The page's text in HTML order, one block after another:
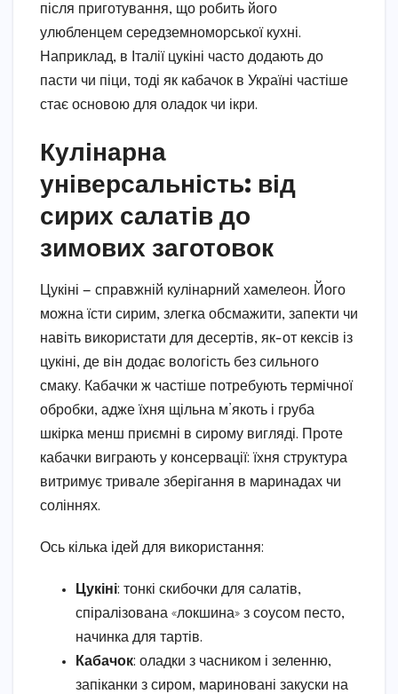
після приготування, що робить його
улюбленцем середземноморської кухні.
Наприклад, в Італії цукіні часто додають до
пасти чи піци, тоді як кабачок в Україні частіше
стає основою для оладок чи ікри.
Кулінарна
універсальність: від
сирих салатів до
зимових заготовок
Цукіні — справжній кулінарний хамелеон. Його
можна їсти сирим, злегка обсмажити, запекти чи
навіть використати для десертів, як-от кексів із
цукіні, де він додає вологість без сильного
смаку. Кабачки ж частіше потребують термічної
обробки, адже їхня щільна м’якоть і груба
шкірка менш приємні в сирому вигляді. Проте
кабачки виграють у консервації: їхня структура
витримує тривале зберігання в маринадах чи
соліннях.
Ось кілька ідей для використання:
Цукіні: тонкі скибочки для салатів,
спіралізована «локшина» з соусом песто,
начинка для тартів.
Кабачок: оладки з часником і зеленню,
запіканки з сиром, мариновані закуски на